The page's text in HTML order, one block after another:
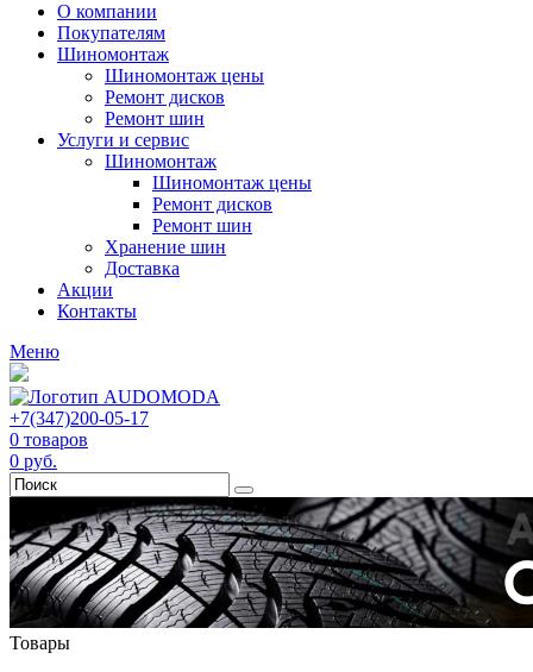
О компании
Покупателям
Шиномонтаж
Шиномонтаж цены
Ремонт дисков
Ремонт шин
Услуги и сервис
Шиномонтаж
Шиномонтаж цены
Ремонт дисков
Ремонт шин
Хранение шин
Доставка
Акции
Контакты
Меню
+7(347)200-05-17
0 товаров
0 руб.
Товары